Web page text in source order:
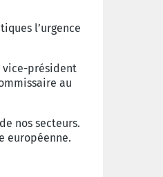
l’urgence
vice-président
au
nos secteurs.
européenne.